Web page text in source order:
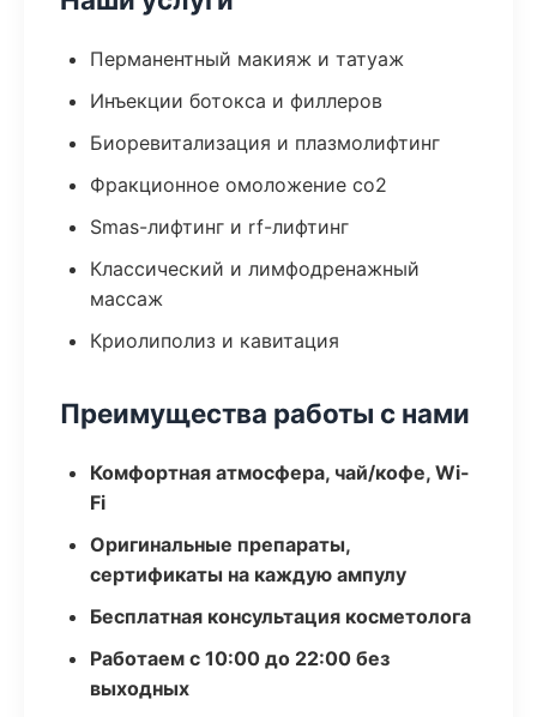
Перманентный макияж и татуаж
Инъекции ботокса и филлеров
Биоревитализация и плазмолифтинг
Фракционное омоложение co2
Smas-лифтинг и rf-лифтинг
Классический и лимфодренажный
массаж
Криолиполиз и кавитация
Преимущества работы с нами
Комфортная атмосфера, чай/кофе, Wi-
Fi
Оригинальные препараты,
сертификаты на каждую ампулу
Бесплатная консультация косметолога
Работаем с 10:00 до 22:00 без
выходных